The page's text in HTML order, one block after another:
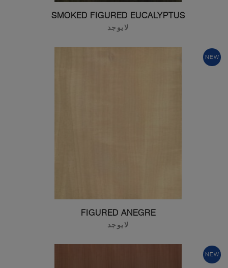
SMOKED FIGURED EUCALYPTUS
لايوجد
NEW
FIGURED ANEGRE
لايوجد
NEW